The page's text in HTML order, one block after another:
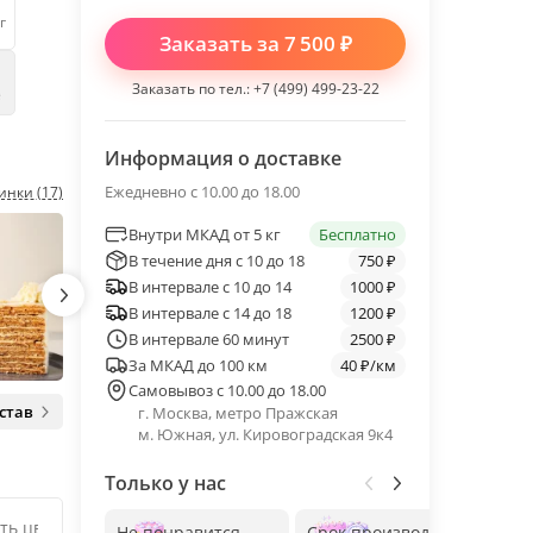
(17)
Заказать за 7 500 ₽
Заказать по тел.:+7 (499) 499-23-22
Информация о доставке
Ежедневно с 10.00 до 18.00
Внутри МКАД от 5 кг
Бесплатно
В течение дня с 10 до 18
750 ₽
В интервале с 10 до 14
1000 ₽
В интервале с 14 до 18
1200 ₽
В интервале 60 минут
2500 ₽
За МКАД до 100 км
40 ₽/км
Самовывоз с 10.00 до 18.00
г. Москва, метро Пражская
м. Южная, ул. Кировоградская 9к4
Только у нас